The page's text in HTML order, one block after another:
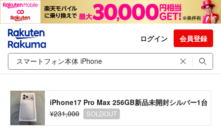
ログイン 会員登録
iPhone17 Pro Max 256GB新品未開封シルバー1台
¥231,000
SOLDOUT